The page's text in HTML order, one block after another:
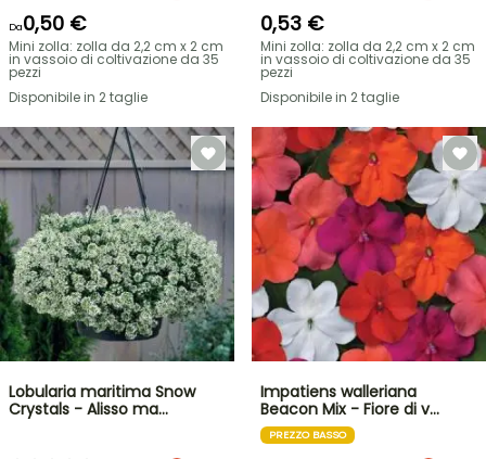
Da0,50 €
Mini zolla: zolla da 2,2 cm x 2 cm
in vassoio di coltivazione da 35
pezzi
Disponibile in 2 taglie
0,53 €
Mini zolla: zolla da 2,2 cm x 2 cm
in vassoio di coltivazione da 35
pezzi
Disponibile in 2 taglie
Lobularia maritima Snow
Crystals - Alisso ma…
Impatiens walleriana
Beacon Mix - Fiore di v…
PREZZO BASSO